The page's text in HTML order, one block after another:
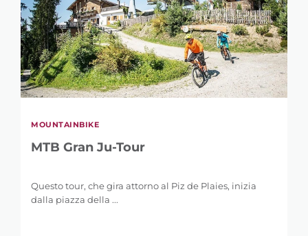
MOUNTAINBIKE
MTB Gran Ju-Tour
Questo tour, che gira attorno al Piz de Plaies, inizia
dalla piazza della ...